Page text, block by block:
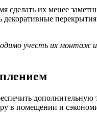
сделать их менее
декоративные
учесть их монтаж
в помещении и